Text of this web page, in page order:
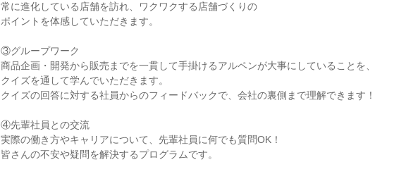
常に進化している店舗を訪れ、ワクワクする店舗づくりの
ポイントを体感していただきます。
③グループワーク
商品企画・開発から販売までを一貫して手掛けるアルペンが大事にしていることを、
クイズを通して学んでいただきます。
クイズの回答に対する社員からのフィードバックで、会社の裏側まで理解できます！
④先輩社員との交流
実際の働き方やキャリアについて、先輩社員に何でも質問OK！
皆さんの不安や疑問を解決するプログラムです。